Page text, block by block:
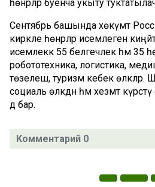
һөнәрләр буенча укыту
Сентябрь башында хөкүмәт
кирәкле һөнәрләр исемлеген
исемлеккә 55 белгечлек һәм 35
робототехника, логистика,
төзелеш, туризм кебек өлкәләр.
социаль өлкәдән һәм хезмәт
дә бар.
Комментарий 0